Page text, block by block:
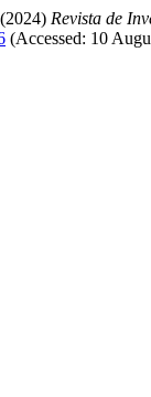
Revista de
(Accessed: 10